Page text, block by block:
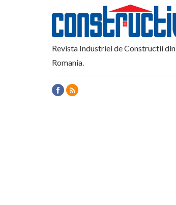
Revista Industriei de Constructii din
Romania.